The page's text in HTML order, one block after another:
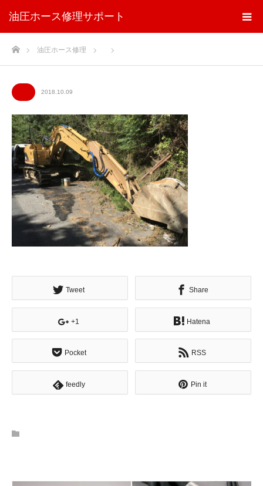
油圧ホース修理サポート
ホーム油圧ホース修理
2018.10.09
Tweet Share
+1 Hatena
Pocket RSS
feedly Pin it